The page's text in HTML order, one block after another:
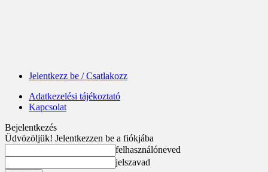
Jelentkezz be / Csatlakozz
Adatkezelési tájékoztató
Kapcsolat
Bejelentkezés
Üdvözöljük! Jelentkezzen be a fiókjába
felhasználóneved
jelszavad